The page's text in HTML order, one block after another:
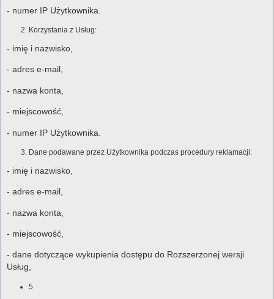
- numer IP Użytkownika.
Korzystania z Usług:
- imię i nazwisko,
- adres e-mail,
- nazwa konta,
- miejscowość,
- numer IP Użytkownika.
Dane podawane przez Użytkownika podczas procedury reklamacji:
- imię i nazwisko,
- adres e-mail,
- nazwa konta,
- miejscowość,
- dane dotyczące wykupienia dostępu do Rozszerzonej wersji
Usług,
5